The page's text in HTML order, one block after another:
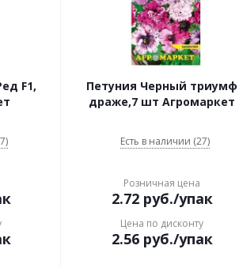
F1,
Петуния Черный триумф
драже,7 шт Агромаркет
Есть в наличии (27)
Розничная цена
2.72руб./упак
Цена по дисконту
2.56руб./упак